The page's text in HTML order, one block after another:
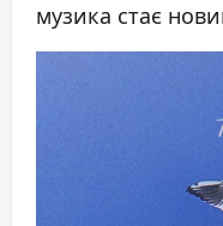
музика стає